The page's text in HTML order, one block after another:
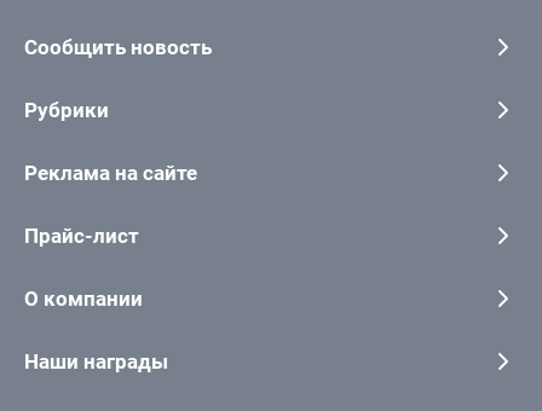
Сообщить новость
Рубрики
Реклама на сайте
Прайс-лист
О компании
Наши награды